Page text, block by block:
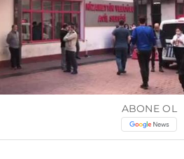
ABONE OL